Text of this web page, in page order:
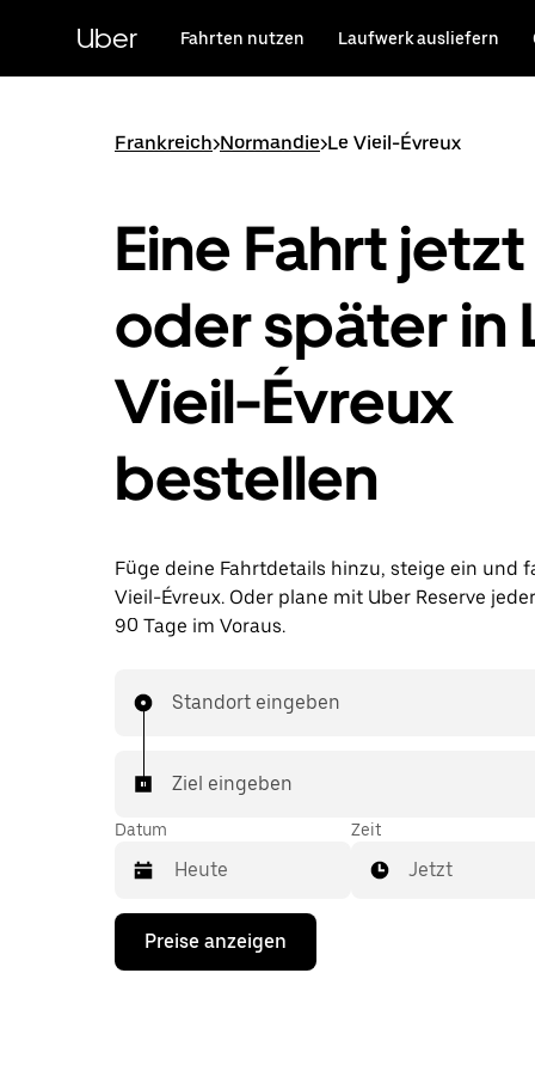
HauptinhaltUber Fahrten nutzen Laufwerk ausliefern
Frankreich>Normandie>Le Vieil-Évreux
Eine Fahrt jetzt
oder später in
Vieil-Évreux
bestellen
Füge deine Fahrtdetails hinzu, steige ein und
Vieil-Évreux. Oder plane mit Uber Reserve
90 Tage im Voraus.
Standort eingeben
Ziel eingeben
Datum
Drücke
Nach-
Zeit
Jetzt
Preise anzeigen